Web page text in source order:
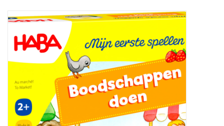
schmink & make-up
hebbedingen
eten & drinken